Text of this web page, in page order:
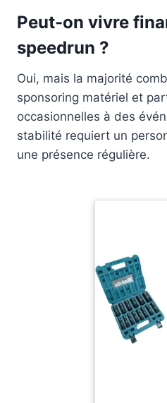
Peut-on vivre
speedrun ?
Oui, mais la majorité
sponsoring matériel et
occasionnelles à des
stabilité requiert un
une présence régulière.